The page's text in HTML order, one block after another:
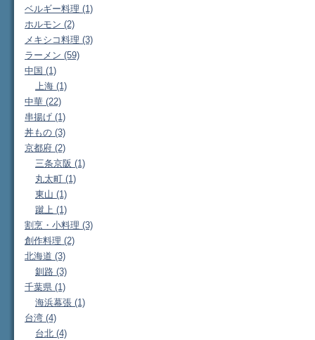
ベルギー料理 (1)
ホルモン (2)
メキシコ料理 (3)
ラーメン (59)
中国 (1)
上海 (1)
中華 (22)
串揚げ (1)
丼もの (3)
京都府 (2)
三条京阪 (1)
丸太町 (1)
東山 (1)
蹴上 (1)
割烹・小料理 (3)
創作料理 (2)
北海道 (3)
釧路 (3)
千葉県 (1)
海浜幕張 (1)
台湾 (4)
台北 (4)